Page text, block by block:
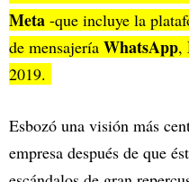
Meta -que incluye la
de mensajería WhatsApp,
2019.
Esbozó una visión más
empresa después de que